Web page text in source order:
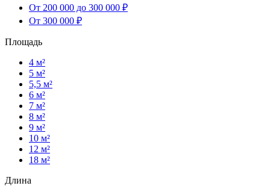
От 200 000 до 300 000 ₽
От 300 000 ₽
Площадь
4 м²
5 м²
5,5 м²
6 м²
7 м²
8 м²
9 м²
10 м²
12 м²
18 м²
Длина